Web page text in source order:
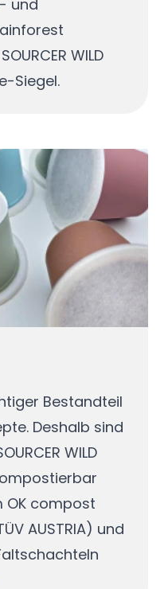
und
WILD
Siegel.
Bestandteil
Deshalb sind
WILD
OK compost
AUSTRIA) und